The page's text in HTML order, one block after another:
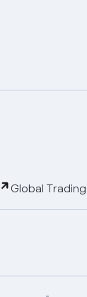
Global Trading